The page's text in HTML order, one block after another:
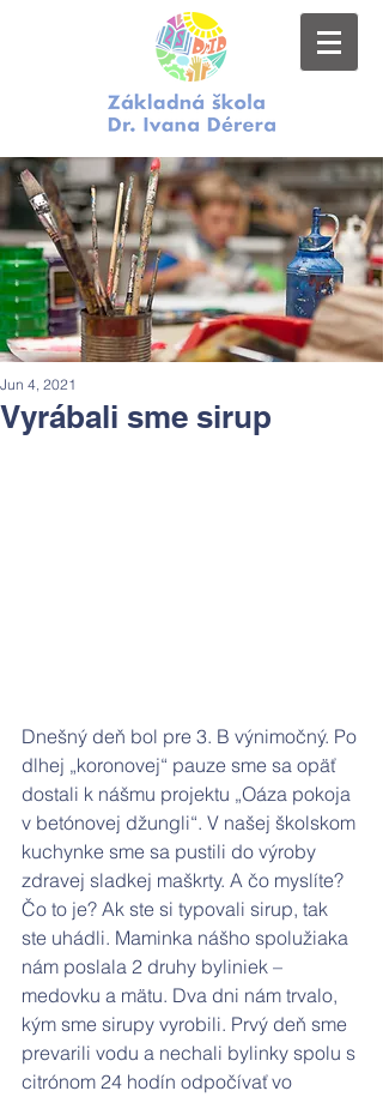
Vyrábali sme sirup
Jun 4, 2021
Dnešný deň bol pre 3. B výnimočný. Po
dlhej „koronovej“ pauze sme sa opäť
dostali k nášmu projektu „Oáza pokoja
v betónovej džungli“. V našej školskom
kuchynke sme sa pustili do výroby
zdravej sladkej maškrty. A čo myslíte?
Čo to je? Ak ste si typovali sirup, tak
ste uhádli. Maminka nášho spolužiaka
nám poslala 2 druhy byliniek –
medovku a mätu. Dva dni nám trvalo,
kým sme sirupy vyrobili. Prvý deň sme
prevarili vodu a nechali bylinky spolu s
citrónom 24 hodín odpočívať vo